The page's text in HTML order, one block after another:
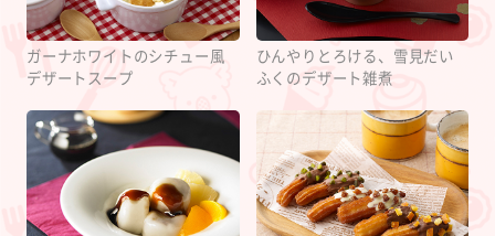
ガーナホワイトのシチュー風
デザートスープ
ひんやりとろける、雪見だい
ふくのデザート雑煮